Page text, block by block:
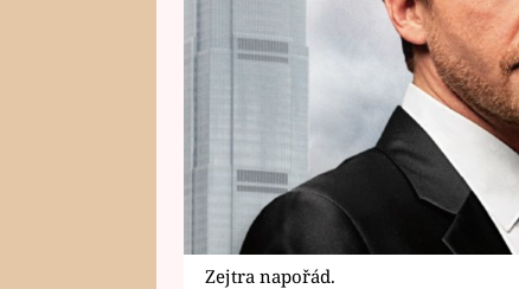
Zejtra napořád.